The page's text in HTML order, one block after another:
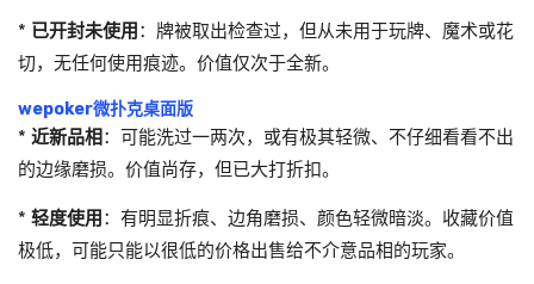
* 已开封未使用 ：牌被取出检查过，但从未用于玩牌、魔术或花
切，无任何使用痕迹。价值仅次于全新。
wepoker微扑克桌面版
* 近新品相 ：可能洗过一两次，或有极其轻微、不仔细看看不出
的边缘磨损。价值尚存，但已大打折扣。
* 轻度使用 ：有明显折痕、边角磨损、颜色轻微暗淡。收藏价值
极低，可能只能以很低的价格出售给不介意品相的玩家。